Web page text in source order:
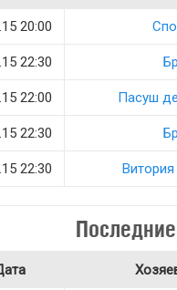
20:00
22:30
22:00 Пасуш
22:30
22:30